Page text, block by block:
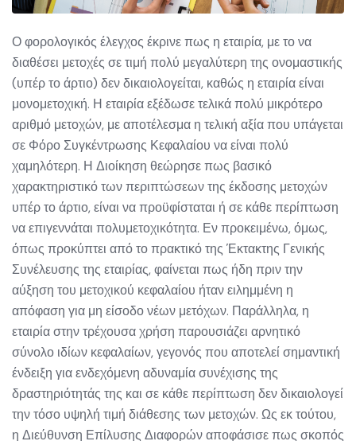
Ο φορολογικός έλεγχος έκρινε πως η εταιρία, με το να
διαθέσει μετοχές σε τιμή πολύ μεγαλύτερη της ονομαστικής
(υπέρ το άρτιο) δεν δικαιολογείται, καθώς η εταιρία είναι
μονομετοχική. Η εταιρία εξέδωσε τελικά πολύ μικρότερο
αριθμό μετοχών, με αποτέλεσμα η τελική αξία που υπάγεται
σε Φόρο Συγκέντρωσης Κεφαλαίου να είναι πολύ
χαμηλότερη. Η Διοίκηση θεώρησε πως βασικό
χαρακτηριστικό των περιπτώσεων της έκδοσης μετοχών
υπέρ το άρτιο, είναι να προϋφίσταται ή σε κάθε περίπτωση
να επιγεννάται πολυμετοχικότητα. Εν προκειμένω, όμως,
όπως προκύπτει από το πρακτικό της Έκτακτης Γενικής
Συνέλευσης της εταιρίας, φαίνεται πως ήδη πριν την
αύξηση του μετοχικού κεφαλαίου ήταν ειλημμένη η
απόφαση για μη είσοδο νέων μετόχων. Παράλληλα, η
εταιρία στην τρέχουσα χρήση παρουσιάζει αρνητικό
σύνολο ιδίων κεφαλαίων, γεγονός που αποτελεί σημαντική
ένδειξη για ενδεχόμενη αδυναμία συνέχισης της
δραστηριότητάς της και σε κάθε περίπτωση δεν δικαιολογεί
την τόσο υψηλή τιμή διάθεσης των μετοχών. Ως εκ τούτου,
η Διεύθυνση Επίλυσης Διαφορών αποφάσισε πως σκοπός